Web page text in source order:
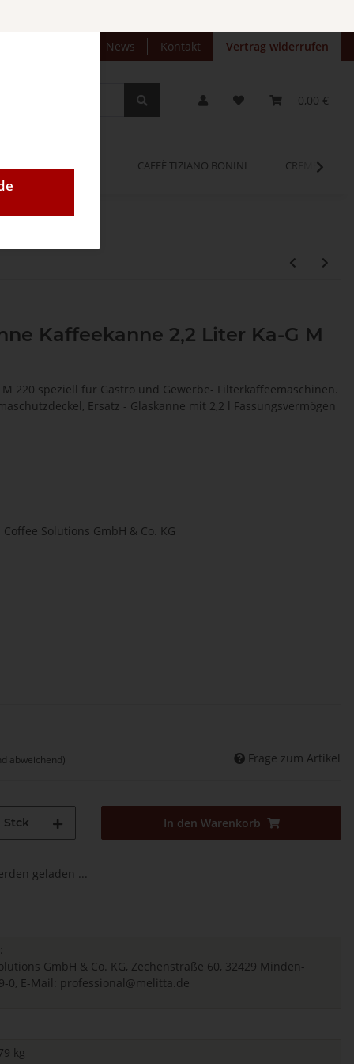
News Kontakt Vertrag widerrufen
0,00 €
OPINUM CAFFÈ TIZIANO BONINI CREMEO
Kaffeekanne 2,2 Liter Ka-G M
220 speziell für Gastro und Gewerbe- Filterkaffeemaschinen.
Ersatz - Glaskanne mit 2,2 l Fassungsvermögen
Solutions GmbH & Co. KG
abweichend) Frage zum Artikel
Stck In den Warenkorb
geladen ...
GmbH & Co. KG, Zechenstraße 60, 32429 Minden-
0, E-Mail: professional@melitta.de
kg